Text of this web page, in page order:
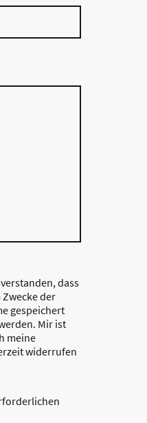
dass
der
gespeichert
Mir ist
meine
widerrufen